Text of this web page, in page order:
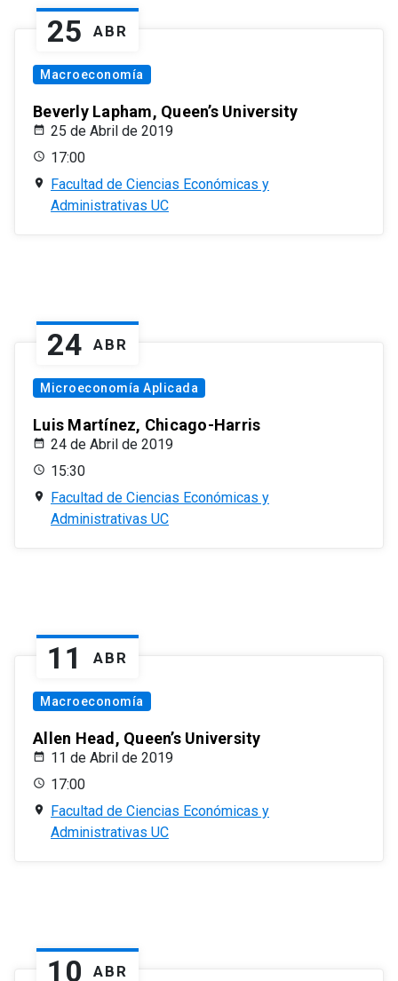
25 ABR
Macroeconomía
Beverly Lapham, Queen’s University
25 de Abril de 2019
17:00
Facultad de Ciencias Económicas y
Administrativas UC
24 ABR
Microeconomía Aplicada
Luis Martínez, Chicago-Harris
24 de Abril de 2019
15:30
Facultad de Ciencias Económicas y
Administrativas UC
11 ABR
Macroeconomía
Allen Head, Queen’s University
11 de Abril de 2019
17:00
Facultad de Ciencias Económicas y
Administrativas UC
10 ABR